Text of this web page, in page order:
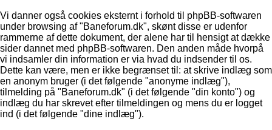
Vi danner også cookies eksternt i forhold til phpBB-softwaren
under browsing af "Baneforum.dk", skønt disse er udenfor
rammerne af dette dokument, der alene har til hensigt at dække
sider dannet med phpBB-softwaren. Den anden måde hvorpå
vi indsamler din information er via hvad du indsender til os.
Dette kan være, men er ikke begrænset til: at skrive indlæg som
en anonym bruger (i det følgende "anonyme indlæg"),
tilmelding på "Baneforum.dk" (i det følgende "din konto") og
indlæg du har skrevet efter tilmeldingen og mens du er logget
ind (i det følgende "dine indlæg").